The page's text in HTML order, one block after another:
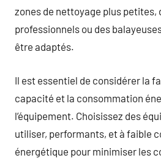
zones de nettoyage plus petites,
professionnels ou des
être adaptés.
Il est essentiel de considérer la
capacité et la consommation
l’équipement. Choisissez des
utiliser, performants, et à faible
énergétique pour minimiser les